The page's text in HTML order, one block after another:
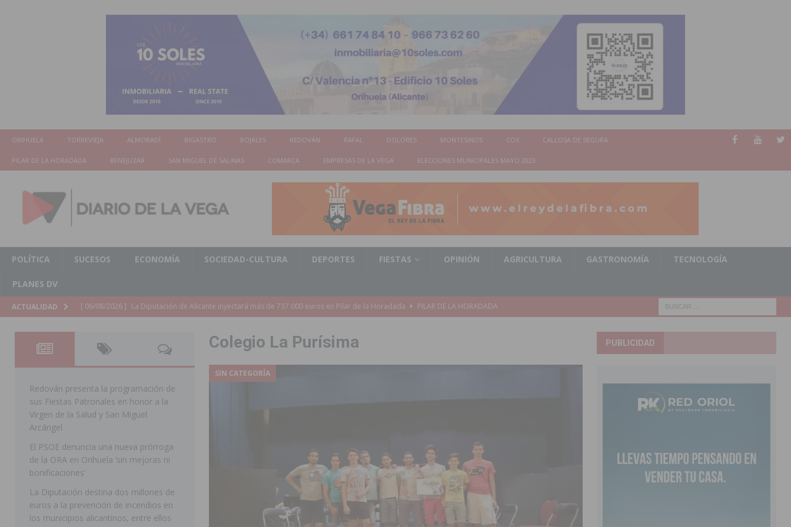
ORIHUELA TORREVIEJA ALMORADÍ BIGASTRO ROJALES REDOVÁN RAFAL DOLORES MONTESINOS COX CALLOSA DE SEGURA
PILAR DE LA HORADADA BENEJUZAR SAN MIGUEL DE SALINAS COMARCA EMPRESAS DE LA VEGA ELECCIONES MUNICIPALES MAYO 2023
POLÍTICA SUCESOS ECONOMÍA SOCIEDAD-CULTURA DEPORTES FIESTAS OPINIÓN AGRICULTURA GASTRONOMÍA TECNOLOGÍA
PLANES DV
ACTUALIDAD [ 06/08/2026 ] La Diputación de Alicante inyectará más de 737.000 euros en Pilar de la Horadada
PILAR DE LA HORADADA
Patronales 2026
SAN MIGUEL DE SALINAS
[ 06/08/2026 ] La Escuela Municipal de Música de Los Montesinos abrirá en septiembre el último plazo de matriculación para el
curso 2026-2027
MONTESINOS
[ 06/08/2026 ]
Convocado el XXVII Concurso de Carteles de las Fiestas Patronales de Pilar de la Horadada 2026
[ 06/08/2026 ] Benejúzar vive el verano con una programación de actividades deportivas, culturales y de aventura
BENEJUZAR
Orihuela continúa mejorando los parques infantiles del municipio con nuevas actuaciones en la costa y las
pedanías
ORIHUELA
Colegio La Purísima
SIN CATEGORÍA
Redován presenta la programación de
sus Fiestas Patronales en honor a la
Virgen de la Salud y San Miguel
Arcángel
El PSOE denuncia una nueva prórroga
de la ORA en Orihuela ‘sin mejoras ni
bonificaciones’
La Diputación destina dos millones de
euros a la prevención de incendios en
los municipios alicantinos, entre ellos
PUBLICIDAD